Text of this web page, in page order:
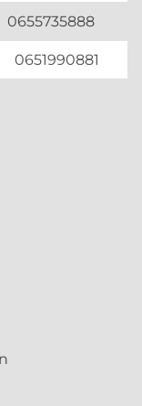
0655735888
0651990881